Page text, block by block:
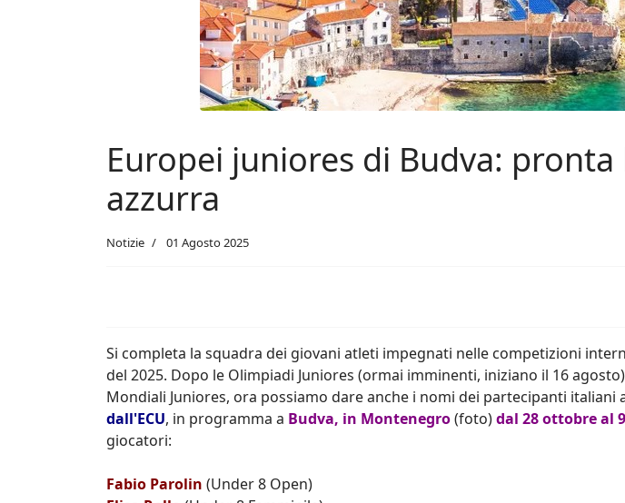
Europei juniores di Budva:
azzurra
Notizie 01 Agosto 2025
Si completa la squadra dei giovani atleti impegnati nelle competizioni
del 2025. Dopo le Olimpiadi Juniores (ormai imminenti, iniziano il 16
Mondiali Juniores, ora possiamo dare anche i nomi dei partecipanti italiani
dall'ECU, in programma a Budva, in Montenegro(foto)dal 28 ottobre al
giocatori:
Fabio Parolin (Under 8 Open)